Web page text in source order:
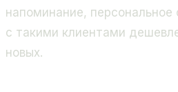
напоминание, персональное
с такими клиентами
новых.